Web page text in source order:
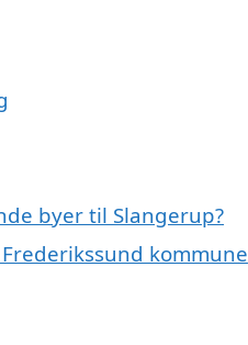
byer til Slangerup?
kommune